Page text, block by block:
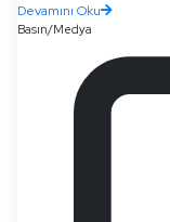
Devamını Oku
Basın/Medya